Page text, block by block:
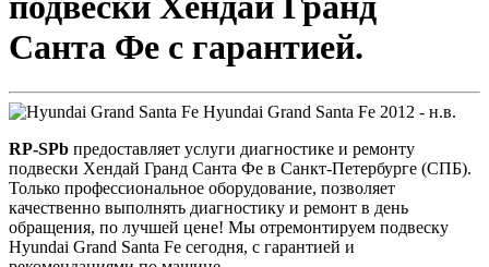
Санта Фе с гарантией.
Hyundai Grand Santa Fe 2012 - н.в.
RP-SPb предоставляет услуги диагностике и ремонту
подвески Хендай Гранд Санта Фе в Санкт-Петербурге (СПБ).
Только профессиональное оборудование, позволяет
качественно выполнять диагностику и ремонт в день
обращения, по лучшей цене! Мы отремонтируем подвеску
Hyundai Grand Santa Fe сегодня, с гарантией и